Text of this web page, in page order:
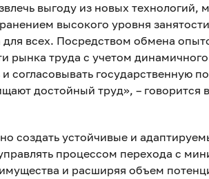
выгоду из новых технологий,
высокого уровня
для всех. Посредством обмена
рынка труда с учетом динамичного
согласовывать государственную
достойный труд», – говорится в
создать устойчивые и
процессом перехода с
и расширяя объем